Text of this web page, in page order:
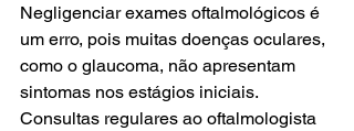
Negligenciar exames oftalmológicos é
um erro, pois muitas doenças oculares,
como o glaucoma, não apresentam
sintomas nos estágios iniciais.
Consultas regulares ao oftalmologista